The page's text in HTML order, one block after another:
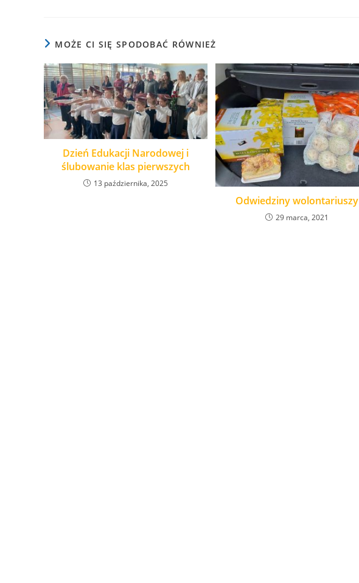
MOŻE CI SIĘ SPODOBAĆ RÓWNIEŻ
Dzień Edukacji Narodowej i
ślubowanie klas pierwszych
13 października, 2025
Odwiedziny wolontariuszy
29 marca, 2021